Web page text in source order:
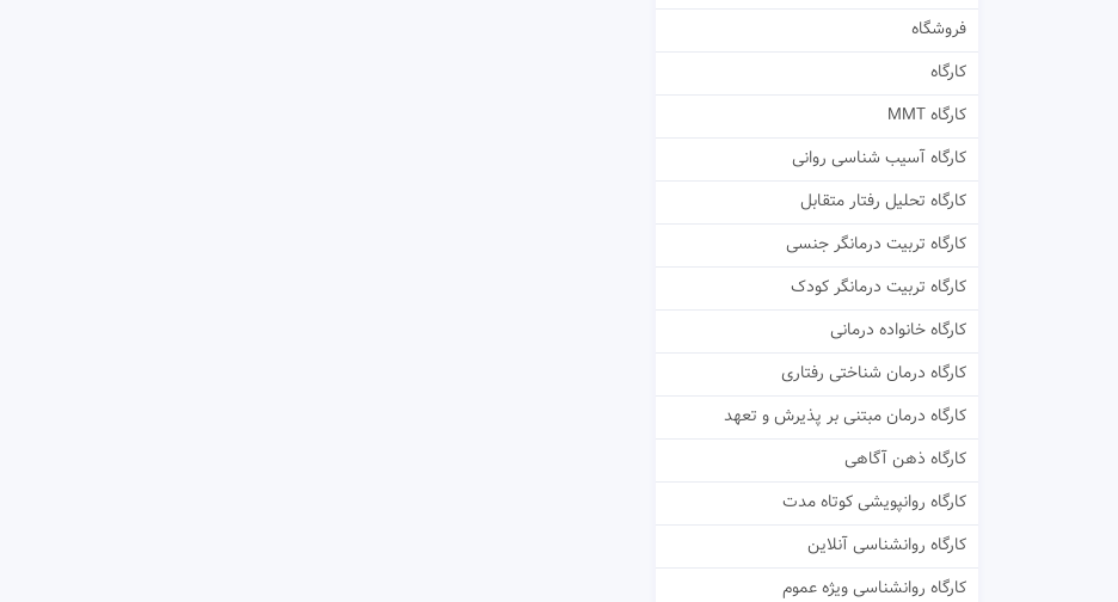
فروشگاه
کارگاه
کارگاه MMT
کارگاه آسیب شناسی روانی
کارگاه تحلیل رفتار متقابل
کارگاه تربیت درمانگر جنسی
کارگاه تربیت درمانگر کودک
کارگاه خانواده درمانی
کارگاه درمان شناختی رفتاری
کارگاه درمان مبتنی بر پذیرش و تعهد
کارگاه ذهن آگاهی
کارگاه روانپویشی کوتاه مدت
کارگاه روانشناسی آنلاین
کارگاه روانشناسی ویژه عموم